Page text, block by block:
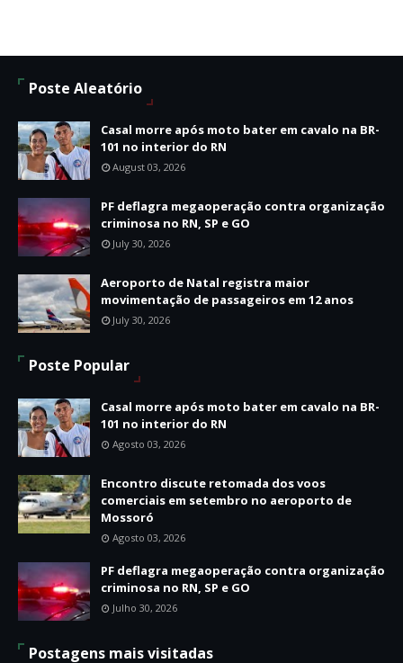
Poste Aleatório
Casal morre após moto bater em cavalo na BR-
101 no interior do RN
August 03, 2026
PF deflagra megaoperação contra organização
criminosa no RN, SP e GO
July 30, 2026
Aeroporto de Natal registra maior
movimentação de passageiros em 12 anos
July 30, 2026
Poste Popular
Casal morre após moto bater em cavalo na BR-
101 no interior do RN
Agosto 03, 2026
Encontro discute retomada dos voos
comerciais em setembro no aeroporto de
Mossoró
Agosto 03, 2026
PF deflagra megaoperação contra organização
criminosa no RN, SP e GO
Julho 30, 2026
Postagens mais visitadas